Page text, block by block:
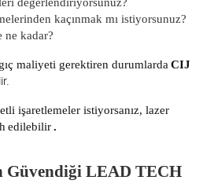
değerlendiriyorsunuz?
kaçınmak mı istiyorsunuz?
ne kadar?
​​maliyeti gerektiren durumlardaCIJ
işaretlemeler istiyorsanız, lazer
edilebilir.
Güvendiği LEAD TECH